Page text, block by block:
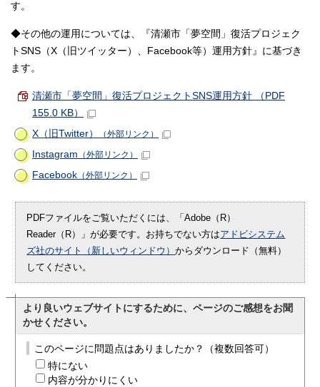
す。
◆その他の運用については、『清瀬市「夢空間」復活プロジェク
トSNS（X（旧ツイッター）、Facebook等）運用方針』に基づき
ます。
清瀬市「夢空間」復活プロジェクトSNS運用方針 （PDF
155.0 KB）
X（旧Twitter）
（外部リンク）
Instagram （外部リンク）
Facebook （外部リンク）
PDFファイルをご覧いただくには、「Adobe（R）
Reader（R）」が必要です。お持ちでない方はアドビシステム
ズ社のサイト（新しいウィンドウ）からダウンロード（無料）
してください。
より良いウェブサイトにするために、ページのご感想をお聞
かせください。
このページに問題点はありましたか？（複数回答可）
特にない
内容が分かりにくい